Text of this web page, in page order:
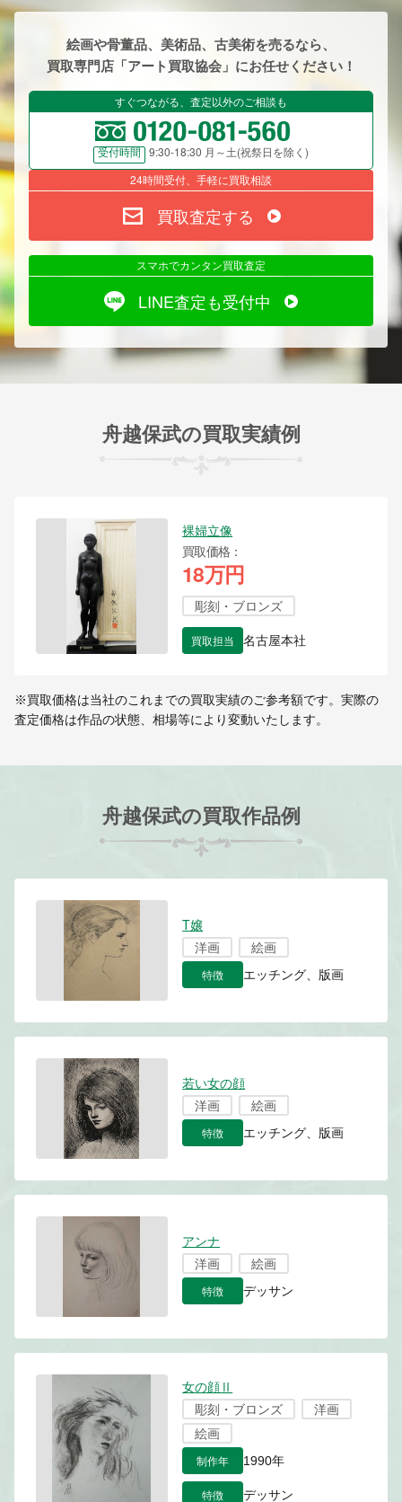
絵画や骨董品、美術品、古美術を売るなら、
買取専門店「アート買取協会」にお任せください！
すぐつながる、査定以外のご相談も
受付時間
9:30-18:30 月～土(祝祭日を除く)
24時間受付、手軽に買取相談
買取査定する
スマホでカンタン買取査定
LINE査定も受付中
舟越保武の買取実績例
裸婦立像
買取価格
18万円
彫刻・ブロンズ
買取担当 名古屋本社
※買取価格は当社のこれまでの買取実績のご参考額です。実際の
査定価格は作品の状態、相場等により変動いたします。
舟越保武の買取作品例
T嬢
洋画
絵画
特徴 エッチング、版画
若い女の顔
洋画
絵画
特徴 エッチング、版画
アンナ
洋画
絵画
特徴 デッサン
女の顔Ⅱ
彫刻・ブロンズ
洋画
絵画
制作年 1990年
特徴 デッサン